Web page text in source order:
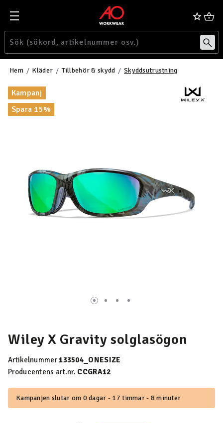
Hem Kläder Tillbehör & skydd Skyddsutrustning
Kampanj
Spara 15%
Wiley X Gravity solglasögon
Artikelnummer133504_ONESIZE
Producentens art.nr. CCGRA12
Kampanjen slutar om 0 dagar - 17 timmar - 8 minuter